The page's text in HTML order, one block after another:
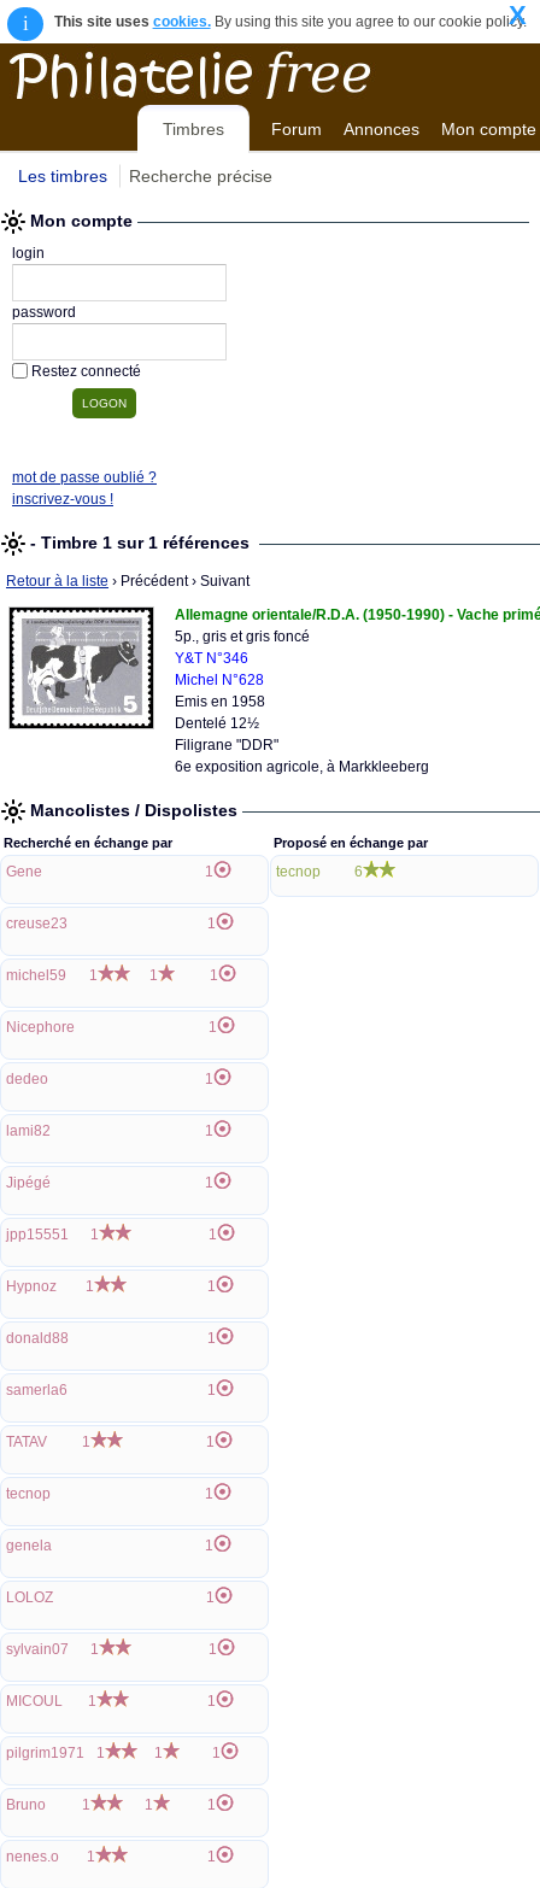
i This site uses cookies.By using this site you agree to our cookie policy.
X
Timbres Forum Annonces Mon compte
Les timbres Recherche précise
Mon compte
login
password
Restez connecté
mot de passe oublié ?
inscrivez-vous !
- Timbre 1 sur 1 références
Retour à la liste › Précédent› Suivant
Allemagne orientale/R.D.A. (1950-1990) - Vache
5p., gris et gris foncé
Y&T N°346
Michel N°628
Emis en 1958
Dentelé 12½
Filigrane "DDR"
6e exposition agricole, à Markkleeberg
Mancolistes / Dispolistes
Recherché en échange par
Gene 1
creuse23 1
michel59 1 1 1
Nicephore 1
dedeo 1
lami82 1
Jipégé 1
jpp15551 1 1
Hypnoz 1 1
donald88 1
samerla6 1
TATAV 1 1
tecnop 1
genela 1
LOLOZ 1
sylvain07 1 1
MICOUL 1 1
pilgrim1971 1 1 1
Bruno 1 1 1
nenes.o 1 1
Proposé en échange par
tecnop 6